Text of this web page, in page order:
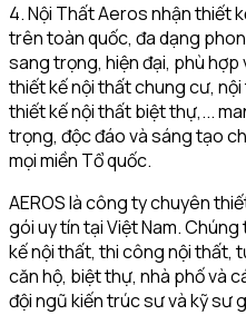
4. Nội Thất Aeros nhận thiết
trên toàn quốc, đa dạng
sang trọng, hiện đại, phù
thiết kế nội thất chung cư,
thiết kế nội thất biệt thự,...
trọng, độc đáo và sáng tạo
mọi miền Tổ quốc.
AEROS là công ty chuyên
gói uy tín tại Việt Nam.
kế nội thất, thi công nội thất,
căn hộ, biệt thự, nhà phố và
đội ngũ kiến trúc sư và kỹ sư